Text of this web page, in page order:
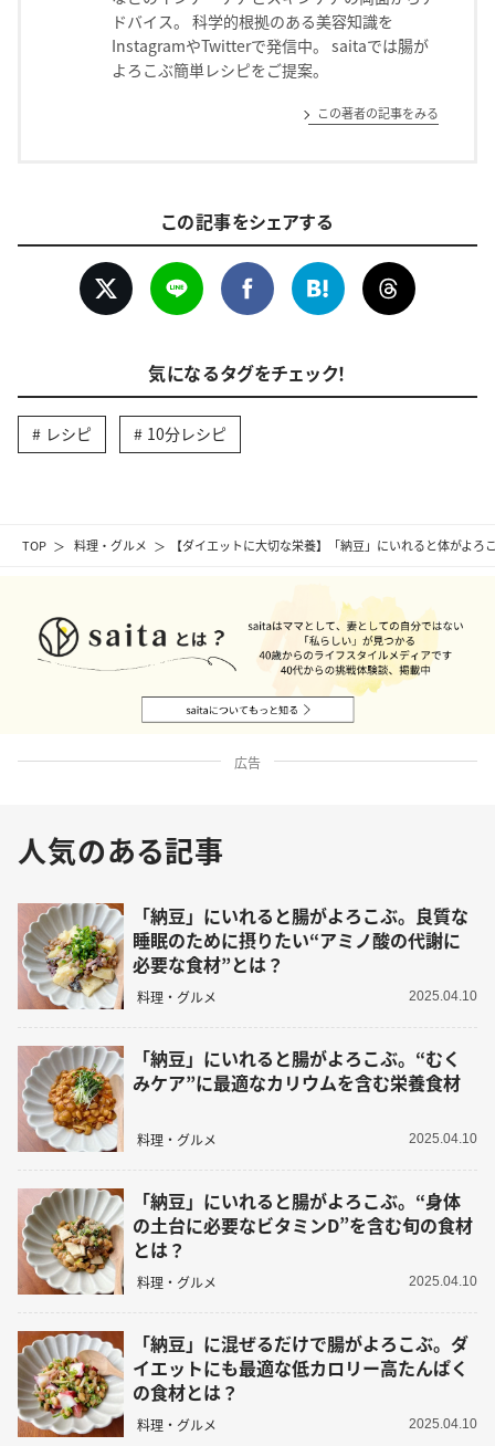
TOP 料理・グルメ 【ダイエットに大切な栄養】「納豆」にいれると体がよ
ドバイス。 科学的根拠のある美容知識を
InstagramやTwitterで発信中。 saitaでは腸が
よろこぶ簡単レシピをご提案。
この著者の記事をみる
この記事をシェアする
気になるタグをチェック！
レシピ 10分レシピ
広告
人気のある記事
「納豆」にいれると腸がよろこぶ。良質な
睡眠のために摂りたい“アミノ酸の代謝に
必要な食材”とは？
料理・グルメ 2025.04.10
「納豆」にいれると腸がよろこぶ。“むく
みケア”に最適なカリウムを含む栄養食材
料理・グルメ 2025.04.10
「納豆」にいれると腸がよろこぶ。“身体
の土台に必要なビタミンD”を含む旬の食材
とは？
料理・グルメ 2025.04.10
「納豆」に混ぜるだけで腸がよろこぶ。ダ
イエットにも最適な低カロリー高たんぱく
の食材とは？
料理・グルメ 2025.04.10